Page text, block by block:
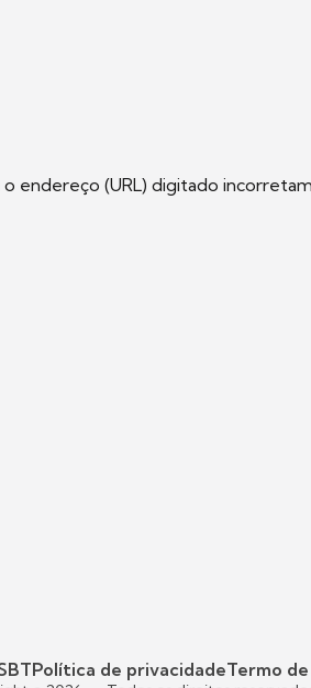
endereço (URL) digitado
Política de privacidadeTermo de